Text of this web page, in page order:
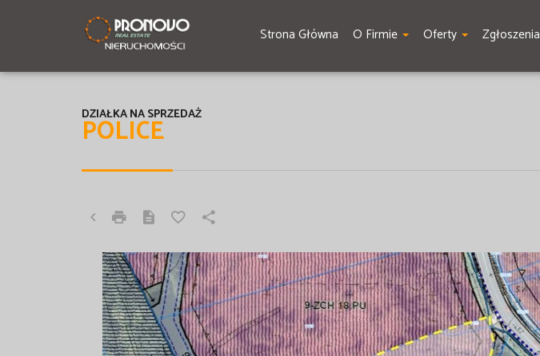
Strona Główna O Firmie Oferty Zgłoszenia
POLICE
DZIAŁKA NA SPRZEDAŻ